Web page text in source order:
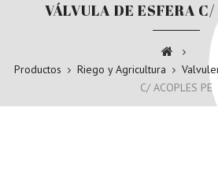
VÁLVULA DE ESFERA C/
Productos Riego y Agricultura
C/ ACOPLES PE